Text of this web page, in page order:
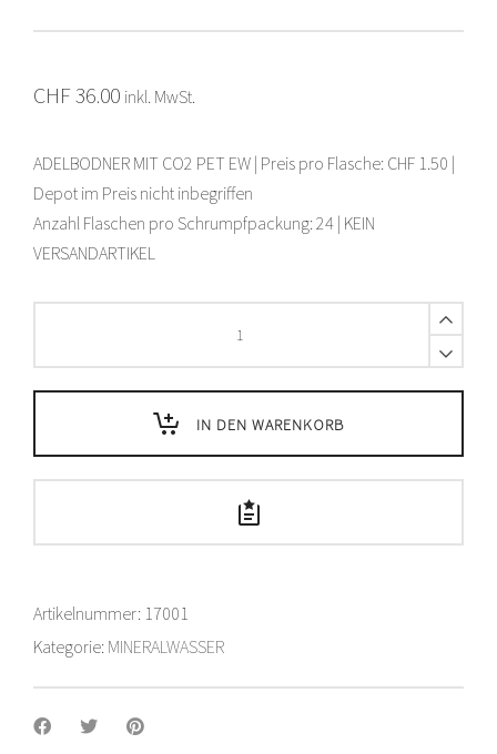
CHF36.00 inkl. MwSt.
ADELBODNER MIT CO2 PET EW | Preis pro Flasche: CHF 1.50 |
Depot im Preis nicht inbegriffen
Anzahl Flaschen pro Schrumpfpackung: 24 | KEIN
VERSANDARTIKEL
Kohlensäure
PET
cl
quantity
IN DEN WARENKORB
Artikelnummer: 17001
Kategorie: MINERALWASSER